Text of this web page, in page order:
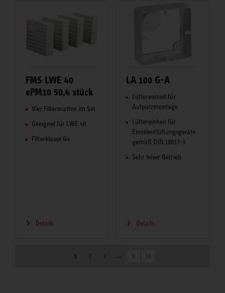
FMS LWE 40
ePM10 50,4 stück
Vier Filtermatten im Set
Geeignet für LWE 40
Filterklasse G4
Details
LA 100 G-A
Lüftereinheit für
Aufputzmontage
Lüftereinheit für
Einzelentlüftungsgeräte
gemäß DIN 18017-3
Sehr leiser Betrieb
Details
1 ...